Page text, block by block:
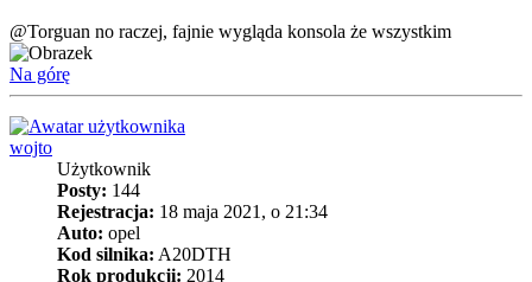
@Torguan no raczej, fajnie wygląda konsola że wszystkim
Na górę
wojto
Użytkownik
Posty: 144
Rejestracja: 18 maja 2021, o 21:34
Auto: opel
Kod silnika: A20DTH
Rok produkcji: 2014